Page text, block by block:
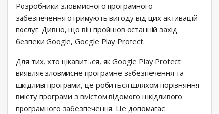
Розробники зловмисного програмного
забезпечення отримують вигоду від цих активацій
послуг. Дивно, що він пройшов останній захід
безпеки Google, Google Play Protect.
Для тих, хто цікавиться, як Google Play Protect
виявляє зловмисне програмне забезпечення та
шкідливі програми, це робиться шляхом порівняння
вмісту програми з вмістом відомого шкідливого
програмного забезпечення. Це допомагає